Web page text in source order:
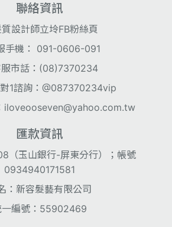
聯絡資訊
質設計師立坽FB粉絲頁
手機： 091-0606-091
市話：(08)7370234
對1諮詢：@087370234vip
iloveooseven@yahoo.com.tw
匯款資訊
（玉山銀行-屏東分行）；帳號
0934940171581
：新容髮藝有限公司
一編號：55902469